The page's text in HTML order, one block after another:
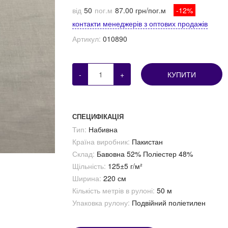
від 50 пог.м 87.00 грн/пог.м
-12%
контакти менеджерів з оптових продажів
Артикул: 010890
- + КУПИТИ
СПЕЦИФІКАЦІЯ
Тип: Набивна
Країна виробник: Пакистан
Склад: Бавовна 52% Поліестер 48%
Щільність: 125±5 г/м²
Ширина: 220 см
Кількість метрів в рулоні: 50 м
Упаковка рулону: Подвійний поліетилен